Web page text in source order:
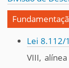
Lei
VIII,